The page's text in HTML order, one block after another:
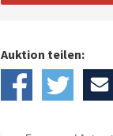
Auktion teilen: